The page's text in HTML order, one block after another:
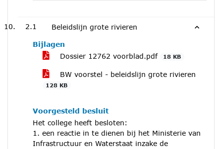
2.1 Beleidslijn grote rivieren
Bijlagen
Dossier 12762 voorblad.pdf
18 KB
BW voorstel - beleidslijn grote rivieren
128 KB
Voorgesteld besluit
Het college heeft besloten:
1. een reactie in te dienen bij het Ministerie van
Infrastructuur en Waterstaat inzake de